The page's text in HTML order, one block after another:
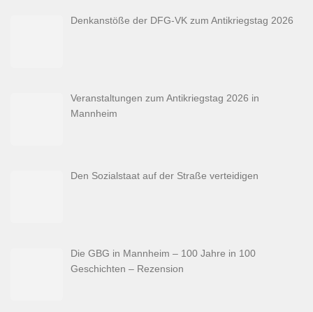
Denkanstöße der DFG-VK zum Antikriegstag 2026
Veranstaltungen zum Antikriegstag 2026 in
Mannheim
Den Sozialstaat auf der Straße verteidigen
Die GBG in Mannheim – 100 Jahre in 100
Geschichten – Rezension